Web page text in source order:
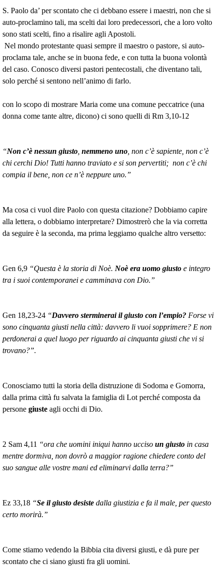
S. Paolo da’ per scontato che ci debbano essere i maestri, non che si
auto-proclamino tali, ma scelti dai loro predecessori, che a loro volto
sono stati scelti, fino a risalire agli Apostoli.
Nel mondo protestante quasi sempre il maestro o pastore, si auto-
proclama tale, anche se in buona fede, e con tutta la buona volontà
del caso. Conosco diversi pastori pentecostali, che diventano tali,
solo perché si sentono nell’animo di farlo.
con lo scopo di mostrare Maria come una comune peccatrice (una
donna come tante altre, dicono) ci sono quelli di Rm 3,10-12
“Non c’è nessun giusto nemmeno uno , non c’è sapiente, non c’è
chi cerchi Dio! Tutti hanno traviato e si son pervertiti; non c’è chi
compia il bene, non ce n’è neppure uno.”
Ma cosa ci vuol dire Paolo con questa citazione? Dobbiamo capire
alla lettera, o dobbiamo interpretare? Dimostrerò che la via corretta
da seguire è la seconda, ma prima leggiamo qualche altro versetto:
Gen 6,9 “Questa è la storia di Noè. Noè era uomo giusto e integro
tra i suoi contemporanei e camminava con Dio.”
Gen 18,23-24 “Davvero sterminerai il giusto con l’empio? Forse vi
sono cinquanta giusti nella città: davvero li vuoi sopprimere? E non
perdonerai a quel luogo per riguardo ai cinquanta giusti che vi si
trovano?”.
Conosciamo tutti la storia della distruzione di Sodoma e Gomorra,
dalla prima città fu salvata la famiglia di Lot perché composta da
persone giuste agli occhi di Dio.
2 Sam 4,11 “ora che uomini iniqui hanno ucciso un giusto in casa
mentre dormiva, non dovrò a maggior ragione chiedere conto del
suo sangue alle vostre mani ed eliminarvi dalla terra?”
Ez 33,18 “Se il giusto desiste dalla giustizia e fa il male, per questo
certo morirà.”
Come stiamo vedendo la Bibbia cita diversi giusti, e dà pure per
scontato che ci siano giusti fra gli uomini.